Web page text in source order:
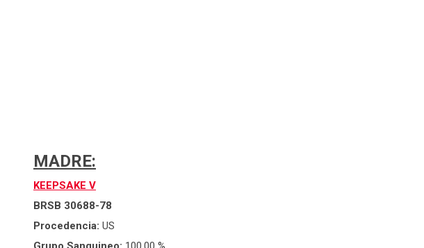
MADRE:
KEEPSAKE V
BRSB 30688-78
Procedencia: US